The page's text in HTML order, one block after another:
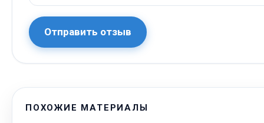
Отправить отзыв
ПОХОЖИЕ МАТЕРИАЛЫ